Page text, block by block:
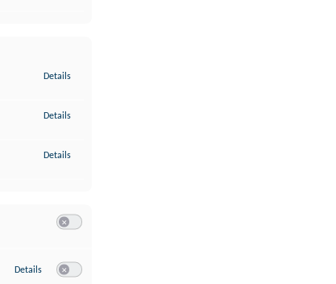
Details
Details
Details
Details zu Google Analytics